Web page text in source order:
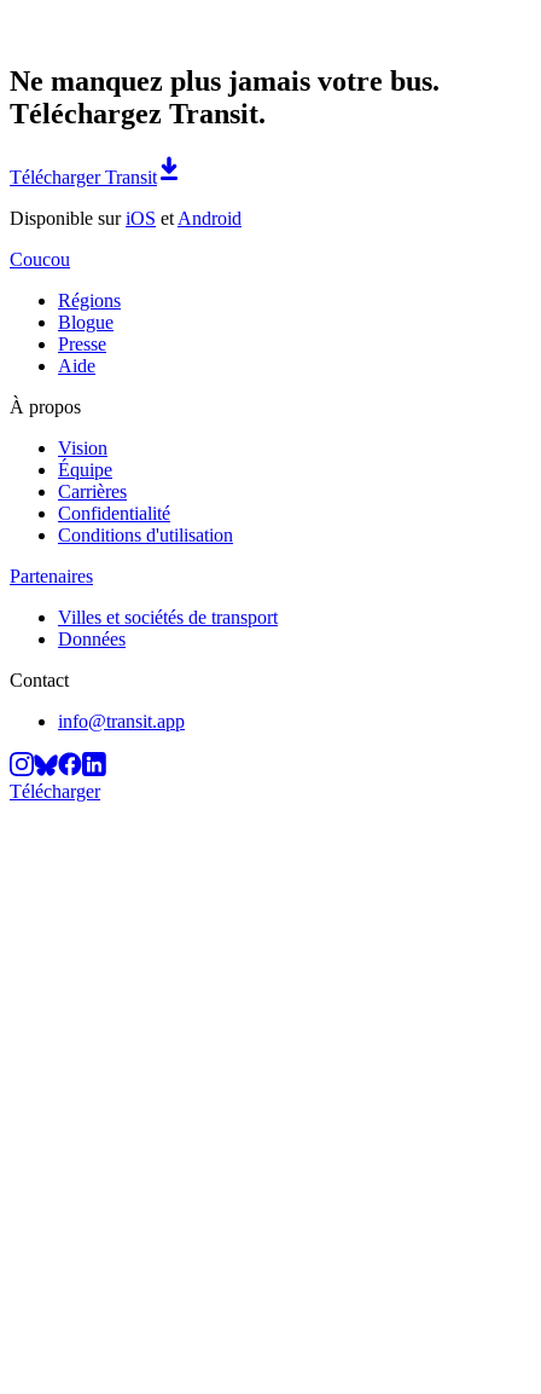
Ne manquez plus jamais votre bus.
Téléchargez Transit.
Télécharger Transit
Disponible suriOS et Android
Coucou
Régions
Blogue
Presse
Aide
À propos
Vision
Équipe
Carrières
Confidentialité
Conditions d'utilisation
Partenaires
Villes et sociétés de transport
Données
Contact
info@transit.app
Télécharger